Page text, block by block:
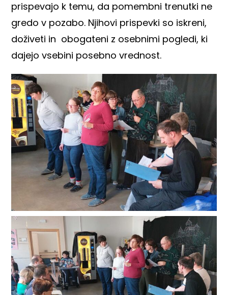
prispevajo k temu, da pomembni trenutki ne
gredo v pozabo. Njihovi prispevki so iskreni,
doživeti in obogateni z osebnimi pogledi, ki
dajejo vsebini posebno vrednost.